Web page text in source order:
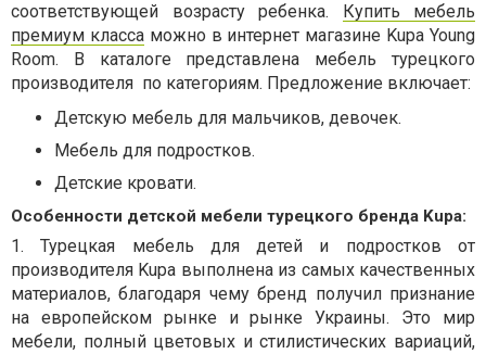
соответствующей возрасту ребенка. Купить мебель
премиум классаможно в интернет магазине Kupa Young
Room. В каталоге представлена мебель турецкого
производителя по категориям. Предложение включает:
Детскую мебель для мальчиков, девочек.
Мебель для подростков.
Детские кровати.
Особенности детской мебели турецкого бренда Kupa:
1.Турецкая мебель для детей и подростков от
производителя Kupa выполнена из самых качественных
материалов, благодаря чему бренд получил признание
на европейском рынке и рынке Украины. Это мир
мебели, полный цветовых и стилистических вариаций,